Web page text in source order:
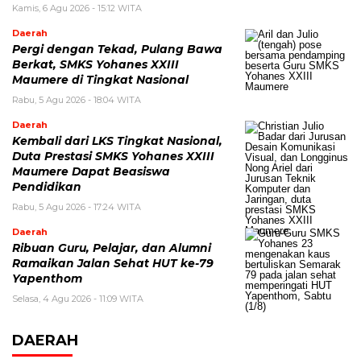
Kamis, 6 Agu 2026 - 15:12 WITA
Daerah
Pergi dengan Tekad, Pulang Bawa
Berkat, SMKS Yohanes XXIII
Maumere di Tingkat Nasional
Rabu, 5 Agu 2026 - 18:04 WITA
Daerah
Kembali dari LKS Tingkat Nasional,
Duta Prestasi SMKS Yohanes XXIII
Maumere Dapat Beasiswa
Pendidikan
Rabu, 5 Agu 2026 - 17:24 WITA
Daerah
Ribuan Guru, Pelajar, dan Alumni
Ramaikan Jalan Sehat HUT ke-79
Yapenthom
Selasa, 4 Agu 2026 - 11:09 WITA
DAERAH